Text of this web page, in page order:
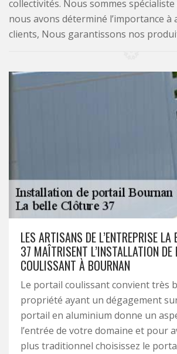
collectivités. Nous sommes
nous avons déterminé l’importance
clients, Nous garantissons nos
LES ARTISANS DE L’ENTREPRISE LA
37 MAÎTRISENT L’INSTALLATION DE
COULISSANT À BOURNAN
Le portail coulissant convient très
propriété ayant un dégagement
portail en aluminium donne un
l’entrée de votre domaine et pour
plus traditionnel choisissez le